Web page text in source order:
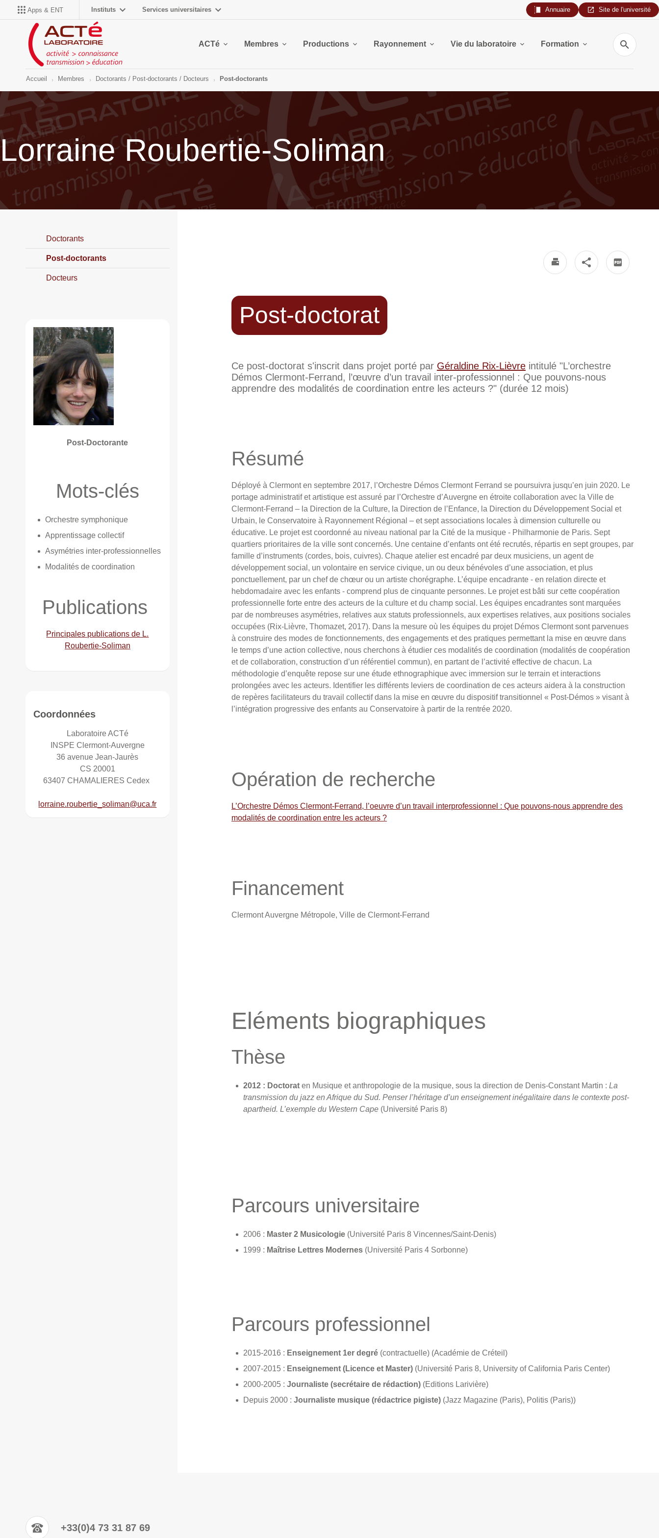
Apps & ENT Instituts Services universitaires Annuaire Site de l'université
ACTé Membres Productions Rayonnement Vie du laboratoire Formation
Recherche
Accueil Membres Doctorants / Post-doctorants / Docteurs Post-doctorants
Lorraine Roubertie-Soliman
Post-doctorat
Ce post-doctorat s'inscrit dans projet porté par Géraldine Rix-Lièvreintitulé "L’orchestre
Démos Clermont-Ferrand, l’œuvre d’un travail inter-professionnel : Que pouvons-nous
apprendre des modalités de coordination entre les acteurs ?" (durée 12 mois)
Résumé
Déployé à Clermont en septembre 2017, l’Orchestre Démos Clermont Ferrand se poursuivra jusqu’en juin 2020. Le
portage administratif et artistique est assuré par l’Orchestre d’Auvergne en étroite collaboration avec la Ville de
Clermont-Ferrand – la Direction de la Culture, la Direction de l’Enfance, la Direction du Développement Social et
Urbain, le Conservatoire à Rayonnement Régional – et sept associations locales à dimension culturelle ou
éducative. Le projet est coordonné au niveau national par la Cité de la musique - Philharmonie de Paris. Sept
quartiers prioritaires de la ville sont concernés. Une centaine d’enfants ont été recrutés, répartis en sept groupes, par
famille d’instruments (cordes, bois, cuivres). Chaque atelier est encadré par deux musiciens, un agent de
développement social, un volontaire en service civique, un ou deux bénévoles d’une association, et plus
ponctuellement, par un chef de chœur ou un artiste chorégraphe. L’équipe encadrante - en relation directe et
hebdomadaire avec les enfants - comprend plus de cinquante personnes. Le projet est bâti sur cette coopération
professionnelle forte entre des acteurs de la culture et du champ social. Les équipes encadrantes sont marquées
par de nombreuses asymétries, relatives aux statuts professionnels, aux expertises relatives, aux positions sociales
occupées (Rix-Lièvre, Thomazet, 2017). Dans la mesure où les équipes du projet Démos Clermont sont parvenues
à construire des modes de fonctionnements, des engagements et des pratiques permettant la mise en œuvre dans
le temps d’une action collective, nous cherchons à étudier ces modalités de coordination (modalités de coopération
et de collaboration, construction d’un référentiel commun), en partant de l’activité effective de chacun. La
méthodologie d’enquête repose sur une étude ethnographique avec immersion sur le terrain et interactions
prolongées avec les acteurs. Identifier les différents leviers de coordination de ces acteurs aidera à la construction
de repères facilitateurs du travail collectif dans la mise en œuvre du dispositif transitionnel « Post-Démos » visant à
l’intégration progressive des enfants au Conservatoire à partir de la rentrée 2020.
Opération de recherche
L’Orchestre Démos Clermont-Ferrand, l’oeuvre d’un travail interprofessionnel : Que pouvons-nous apprendre des
modalités de coordination entre les acteurs ?
Financement
Clermont Auvergne Métropole, Ville de Clermont-Ferrand
Eléments biographiques
Thèse
2012 : Doctoraten Musique et anthropologie de la musique, sous la direction de Denis-Constant Martin : La
transmission du jazz en Afrique du Sud. Penser l’héritage d’un enseignement inégalitaire dans le contexte post-
apartheid. L’exemple du Western Cape(Université Paris 8)
Parcours universitaire
2006 : Master 2 Musicologie (Université Paris 8 Vincennes/Saint-Denis)
1999 : Maîtrise Lettres Modernes (Université Paris 4 Sorbonne)
Parcours professionnel
2015-2016 : Enseignement 1er degré(contractuelle) (Académie de Créteil)
2007-2015 : Enseignement (Licence et Master) (Université Paris 8, University of California Paris Center)
2000-2005 : Journaliste (secrétaire de rédaction) (Editions Larivière)
Depuis 2000 : Journaliste musique (rédactrice pigiste) (Jazz Magazine (Paris), Politis (Paris))
Doctorants
Post-doctorants
Docteurs
Post-Doctorante
Mots-clés
Orchestre symphonique
Apprentissage collectif
Asymétries inter-professionnelles
Modalités de coordination
Publications
Principales publications de L.
Roubertie-Soliman
Coordonnées
Laboratoire ACTé
INSPE Clermont-Auvergne
36 avenue Jean-Jaurès
CS 20001
63407 CHAMALIERES Cedex
lorraine.roubertie_soliman@uca.fr
+33(0)4 73 31 87 69